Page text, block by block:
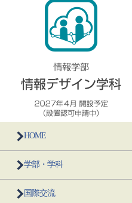
HOME
学部・学科
国際交流